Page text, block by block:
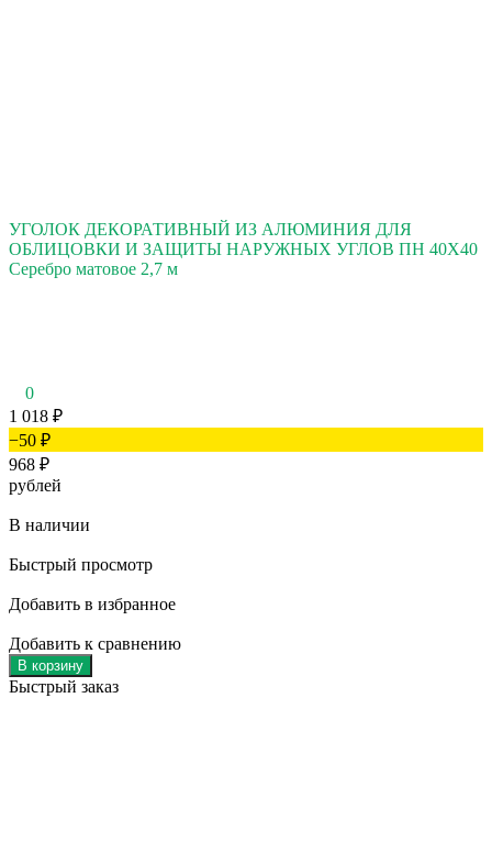
УГОЛОК ДЕКОРАТИВНЫЙ ИЗ АЛЮМИНИЯ ДЛЯ
ОБЛИЦОВКИ И ЗАЩИТЫ НАРУЖНЫХ УГЛОВ ПН 40Х40
Серебро матовое 2,7 м
0
1 018 ₽
−50 ₽
968 ₽
рублей
В наличии
Быстрый просмотр
Добавить в избранное
Добавить к сравнению
В корзину
Быстрый заказ